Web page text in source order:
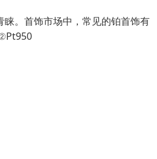
。首饰市场中，常见的铂首饰有